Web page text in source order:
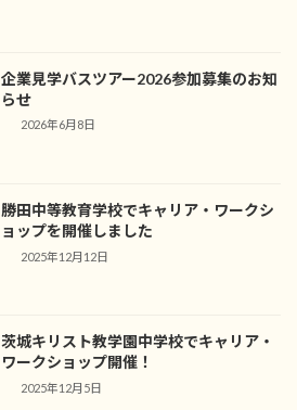
企業見学バスツアー2026参加募集のお知
らせ
2026年6月8日
勝田中等教育学校でキャリア・ワークシ
ョップを開催しました
2025年12月12日
茨城キリスト教学園中学校でキャリア・
ワークショップ開催！
2025年12月5日